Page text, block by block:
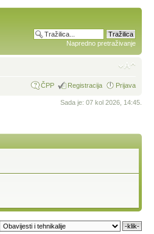
Napredno pretraživanje
ČPP Registracija Prijava
Sada je: 07 kol 2026, 14:45.